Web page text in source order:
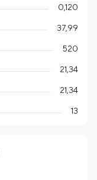
0,120
37,99
520
21,34
21,34
13